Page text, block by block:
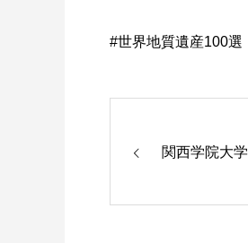
#世界地質遺産100選
関西学院大学